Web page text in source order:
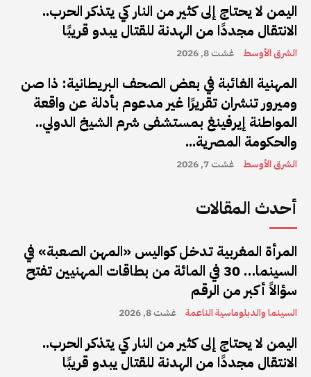
اليمن لا يحتاج إلى كثير من النار كي يتذكر الحرب..
الانتقال مجددًا من الهدنة للقتال يبدو قريبًا
الشرق الأوسط غشت 8, 2026
المهنية الغائبة في بعض الصحف البريطانية: ذا صن
وميرور تنشران تقريرًا غير مدعوم بأدلة عن واقعة
المواطنة إيرفينغ بمستشفى شرم الشيخ الدولي..
والحكومة المصرية...
الشرق الأوسط غشت 7, 2026
أحدث المقالات
المرأة المغربية تدخل كواليس «المهن الصعبة» في
السينما… 30 في المائة من بطاقات المهنيين تفتح
سؤالاً أكبر من الرقم
السينما والدبلوماسية الناعمة غشت 8, 2026
اليمن لا يحتاج إلى كثير من النار كي يتذكر الحرب..
الانتقال مجددًا من الهدنة للقتال يبدو قريبًا